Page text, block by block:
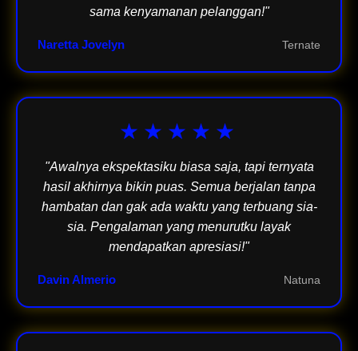
sama kenyamanan pelanggan!"
Naretta Jovelyn Ternate
★★★★★
"Awalnya ekspektasiku biasa saja, tapi ternyata
hasil akhirnya bikin puas. Semua berjalan tanpa
hambatan dan gak ada waktu yang terbuang sia-
sia. Pengalaman yang menurutku layak
mendapatkan apresiasi!"
Davin Almerio Natuna